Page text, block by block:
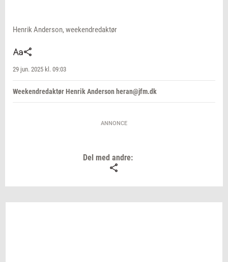
Henrik Anderson, weekendredaktør
29 jun. 2025 kl. 09:03
Weekendredaktør Henrik Anderson heran@jfm.dk
ANNONCE
Del med andre: